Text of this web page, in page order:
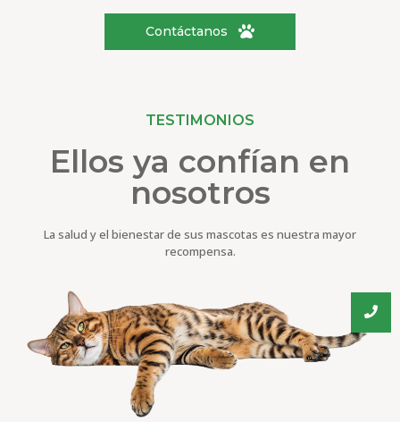
Contáctanos
TESTIMONIOS
Ellos ya confían en
nosotros
La salud y el bienestar de sus mascotas es nuestra mayor
recompensa.